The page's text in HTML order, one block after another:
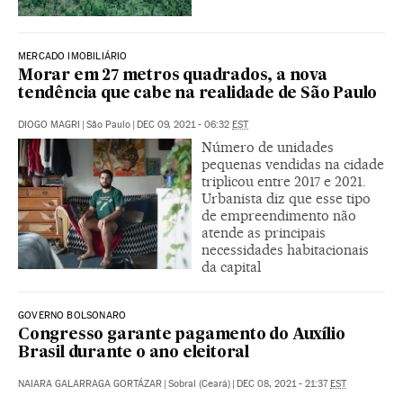
MERCADO IMOBILIÁRIO
Morar em 27 metros quadrados, a nova
tendência que cabe na realidade de São Paulo
DIOGO MAGRI | São Paulo | DEC 09, 2021 - 06:32 EST
Número de unidades
pequenas vendidas na cidade
triplicou entre 2017 e 2021.
Urbanista diz que esse tipo
de empreendimento não
atende as principais
necessidades habitacionais
da capital
GOVERNO BOLSONARO
Congresso garante pagamento do Auxílio
Brasil durante o ano eleitoral
NAIARA GALARRAGA GORTÁZAR | Sobral (Ceará) | DEC 08, 2021 - 21:37EST